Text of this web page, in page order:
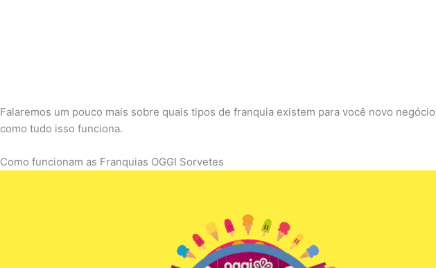
Falaremos um pouco mais sobre quais tipos de franquia existem para você novo
como tudo isso funciona.
Como funcionam as Franquias OGGI Sorvetes